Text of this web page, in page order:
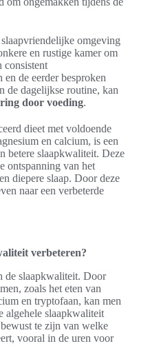
omgeving
en rustige kamer om
consistent
de eerder besproken
de dagelijkse routine, kan
door voeding.
dieet met voldoende
en calcium, is een
betere slaapkwaliteit. Deze
ontspanning van het
diepere slaap. Door deze
naar een verbeterde
verbeteren?
de slaapkwaliteit. Door
zoals het eten van
en tryptofaan, kan men
algehele slaapkwaliteit
te zijn van welke
vooral in de uren voor